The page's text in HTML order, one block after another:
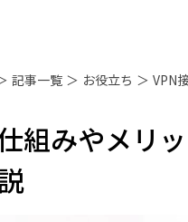
記事一覧 ＞ お役立ち ＞ VPN
組みやメリ